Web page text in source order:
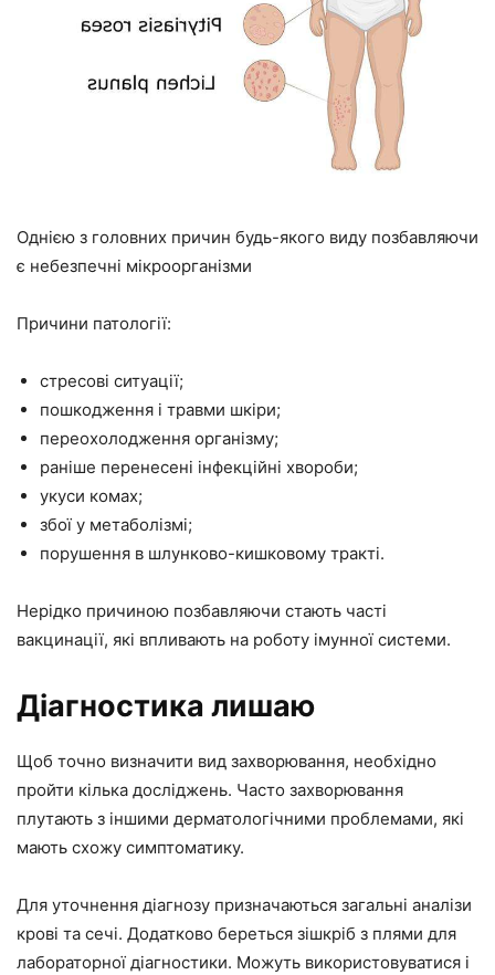
Однією з головних причин будь-якого виду позбавляючи
є небезпечні мікроорганізми
Причини патології:
стресові ситуації;
пошкодження і травми шкіри;
переохолодження організму;
раніше перенесені інфекційні хвороби;
укуси комах;
збої у метаболізмі;
порушення в шлунково-кишковому тракті.
Нерідко причиною позбавляючи стають часті
вакцинації, які впливають на роботу імунної системи.
Діагностика лишаю
Щоб точно визначити вид захворювання, необхідно
пройти кілька досліджень. Часто захворювання
плутають з іншими дерматологічними проблемами, які
мають схожу симптоматику.
Для уточнення діагнозу призначаються загальні аналізи
крові та сечі. Додатково береться зішкріб з плями для
лабораторної діагностики. Можуть використовуватися і